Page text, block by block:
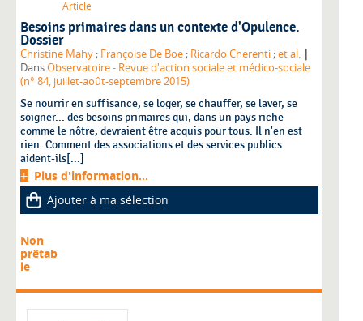
Article
Besoins primaires dans un contexte d'Opulence.
Dossier
Christine Mahy ; Françoise De Boe ; Ricardo Cherenti ;et al. |
DansObservatoire - Revue d'action sociale et médico-sociale
(n° 84, juillet-août-septembre 2015)
Se nourrir en suffisance, se loger, se chauffer, se laver, se
soigner... des besoins primaires qui, dans un pays riche
comme le nôtre, devraient être acquis pour tous. Il n'en est
rien. Comment des associations et des services publics
aident-ils[...]
Plus d'information...
Ajouter à ma sélection
Non
prêtab
le